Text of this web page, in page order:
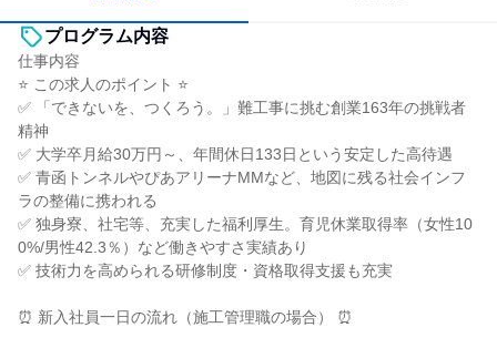
プログラム内容
仕事内容
⭐ この求人のポイント ⭐
✅ 「できないを、つくろう。」難工事に挑む創業163年の挑戦者
精神
✅ 大学卒月給30万円～、年間休日133日という安定した高待遇
✅ 青函トンネルやぴあアリーナMMなど、地図に残る社会インフ
ラの整備に携われる
✅ 独身寮、社宅等、充実した福利厚生。育児休業取得率（女性10
0%/男性42.3％）など働きやすさ実績あり
✅ 技術力を高められる研修制度・資格取得支援も充実
⏰ 新入社員一日の流れ（施工管理職の場合） ⏰